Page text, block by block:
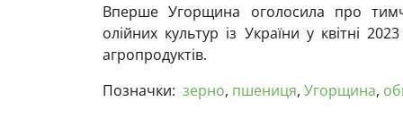
Вперше Угорщина оголосила про
олійних культур із України у квітні
агропродуктів.
Позначки: зерно, пшениця, Угорщина,